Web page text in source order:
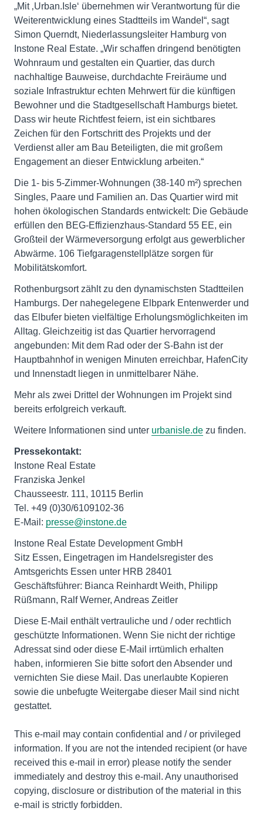
„Mit ‚Urban.Isle‘ übernehmen wir Verantwortung für die
Weiterentwicklung eines Stadtteils im Wandel“, sagt
Simon Querndt, Niederlassungsleiter Hamburg von
Instone Real Estate. „Wir schaffen dringend benötigten
Wohnraum und gestalten ein Quartier, das durch
nachhaltige Bauweise, durchdachte Freiräume und
soziale Infrastruktur echten Mehrwert für die künftigen
Bewohner und die Stadtgesellschaft Hamburgs bietet.
Dass wir heute Richtfest feiern, ist ein sichtbares
Zeichen für den Fortschritt des Projekts und der
Verdienst aller am Bau Beteiligten, die mit großem
Engagement an dieser Entwicklung arbeiten.“
Die 1- bis 5-Zimmer-Wohnungen (38-140 m²) sprechen
Singles, Paare und Familien an. Das Quartier wird mit
hohen ökologischen Standards entwickelt: Die Gebäude
erfüllen den BEG-Effizienzhaus-Standard 55 EE, ein
Großteil der Wärmeversorgung erfolgt aus gewerblicher
Abwärme. 106 Tiefgaragenstellplätze sorgen für
Mobilitätskomfort.
Rothenburgsort zählt zu den dynamischsten Stadtteilen
Hamburgs. Der nahegelegene Elbpark Entenwerder und
das Elbufer bieten vielfältige Erholungsmöglichkeiten im
Alltag. Gleichzeitig ist das Quartier hervorragend
angebunden: Mit dem Rad oder der S-Bahn ist der
Hauptbahnhof in wenigen Minuten erreichbar, HafenCity
und Innenstadt liegen in unmittelbarer Nähe.
Mehr als zwei Drittel der Wohnungen im Projekt sind
bereits erfolgreich verkauft.
Weitere Informationen sind unter urbanisle.de zu finden.
Pressekontakt:
Instone Real Estate
Franziska Jenkel
Chausseestr. 111, 10115 Berlin
Tel. +49 (0)30/6109102-36
E-Mail: presse@instone.de
Instone Real Estate Development GmbH
Sitz Essen, Eingetragen im Handelsregister des
Amtsgerichts Essen unter HRB 28401
Geschäftsführer: Bianca Reinhardt Weith, Philipp
Rüßmann, Ralf Werner, Andreas Zeitler
Diese E-Mail enthält vertrauliche und / oder rechtlich
geschützte Informationen. Wenn Sie nicht der richtige
Adressat sind oder diese E-Mail irrtümlich erhalten
haben, informieren Sie bitte sofort den Absender und
vernichten Sie diese Mail. Das unerlaubte Kopieren
sowie die unbefugte Weitergabe dieser Mail sind nicht
gestattet.
This e-mail may contain confidential and / or privileged
information. If you are not the intended recipient (or have
received this e-mail in error) please notify the sender
immediately and destroy this e-mail. Any unauthorised
copying, disclosure or distribution of the material in this
e-mail is strictly forbidden.